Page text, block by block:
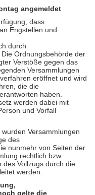
angemeldet
dass
Engstellen und
durch
Ordnungsbehörde der
Verstöße gegen das
Versammlungen
eröffnet und wird
die die
haben.
werden dabei mit
und Vorfall
Versammlungen
des
nunmehr von Seiten der
rechtlich bzw.
des Vollzugs durch die
werden.
gelte die